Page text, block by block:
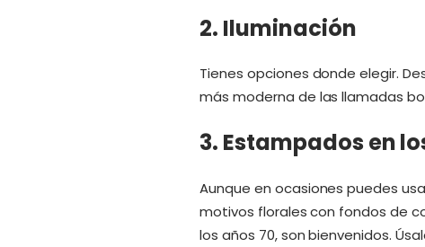
2. Iluminación
Tienes opciones donde elegir.
más moderna de las llamadas
3. Estampados en
Aunque en ocasiones puedes
motivos florales con fondos de
los años 70, son bienvenidos.